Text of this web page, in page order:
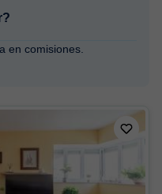
en comisiones.